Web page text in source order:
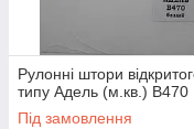
Рулонні штори
типу Aдель (м.кв.) В470
Під замовлення